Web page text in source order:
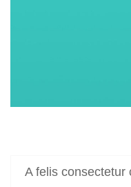
A felis consectetur